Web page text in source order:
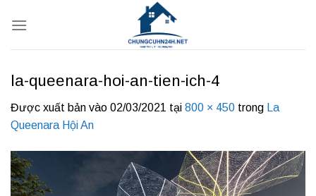
qua
la-queenara-hoi-an-tien-ich-4
Được xuất bản vào 02/03/2021 tại 800 × 450 trong
La
Queenara Hội An